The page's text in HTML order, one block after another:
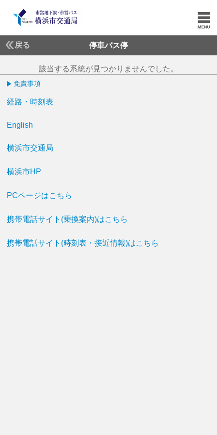
戻る 停車バス停
該当する系統が見つかりませんでした。
免責事項
経路・時刻表
English
横浜市交通局
横浜市HP
PCページはこちら
携帯電話サイト(乗換案内)はこちら
携帯電話サイト(時刻表・接近情報)はこちら